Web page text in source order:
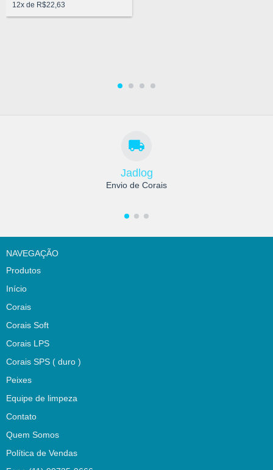
12x de R$22,63
Jadlog
Envio de Corais
NAVEGAÇÃO
Produtos
Início
Corais
Corais Soft
Corais LPS
Corais SPS ( duro )
Peixes
Equipe de limpeza
Contato
Quem Somos
Política de Vendas